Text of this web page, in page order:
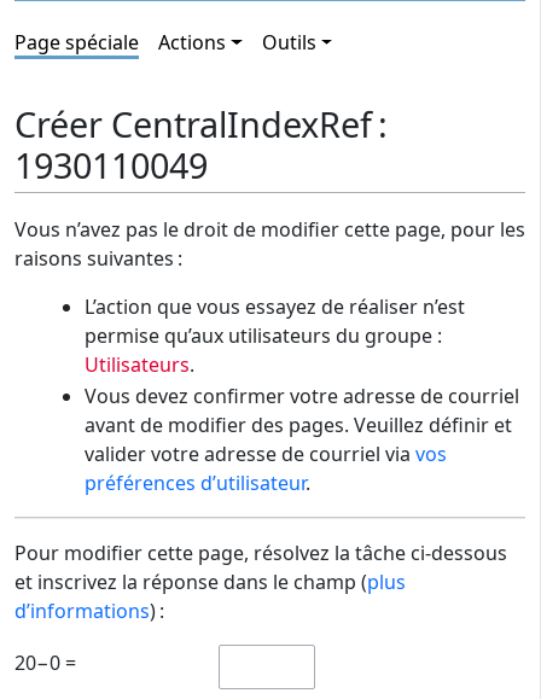
Page spéciale Actions Outils
Créer CentralIndexRef :
1930110049
Vous n’avez pas le droit de modifier cette page, pour les
raisons suivantes :
L’action que vous essayez de réaliser n’est
permise qu’aux utilisateurs du groupe :
Utilisateurs.
Vous devez confirmer votre adresse de courriel
avant de modifier des pages. Veuillez définir et
valider votre adresse de courriel via vos
préférences d’utilisateur.
Pour modifier cette page, résolvez la tâche ci-dessous
et inscrivez la réponse dans le champ (plus
d’informations) :
20−0 =